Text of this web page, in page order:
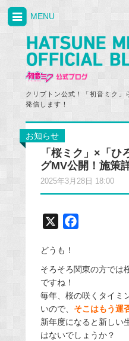
クリプトン公式！「初音ミク」
発信します！
MENU
お知らせ
「桜ミク」×「ひ
グMV公開！施策
2025年3月28日 18:00
e
o
o
k
どうも！
そろそろ関東の方では
ですね！
毎年、桜の咲くタイミ
いので、 そこはもう運
新年度になると新しい
はないでしょうか？